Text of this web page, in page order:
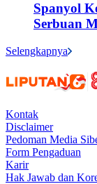
Spanyol
Serbuan
Selengkapnya
Kontak
Disclaimer
Pedoman Media
Form Pengaduan
Karir
Hak Jawab dan